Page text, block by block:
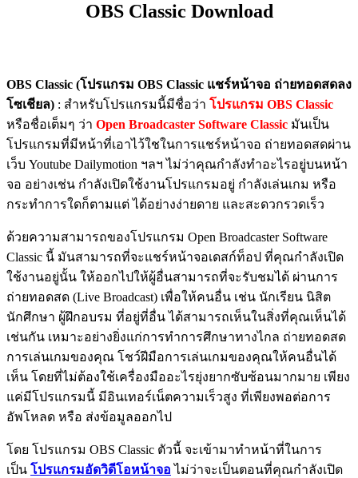
OBS Classic Download
OBS Classic (โปรแกรม OBS Classic แชร์หน้าจอ ถ่ายทอดสดลง
โซเชียล) : สำหรับโปรแกรมนี้มีชื่อว่า โปรแกรม OBS Classic
หรือชื่อเต็มๆ ว่า Open Broadcaster Software Classic มันเป็น
โปรแกรมที่มีหน้าที่เอาไว้ใชในการแชร์หน้าจอ ถ่ายทอดสดผ่าน
เว็บ Youtube Dailymotion ฯลฯ ไม่ว่าคุณกำลังทำอะไรอยู่บนหน้า
จอ อย่างเช่น กำลังเปิดใช้งานโปรแกรมอยู่ กำลังเล่นเกม หรือ
กระทำการใดก็ตามแต่ ได้อย่างง่ายดาย และสะดวกรวดเร็ว
ด้วยความสามารถของโปรแกรม Open Broadcaster Software
Classic นี้ มันสามารถที่จะแชร์หน้าจอเดสก์ท็อป ที่คุณกำลังเปิด
ใช้งานอยู่นั้น ให้ออกไปให้ผู้อื่นสามารถที่จะรับชมได้ ผ่านการ
ถ่ายทอดสด (Live Broadcast) เพื่อให้คนอื่น เช่น นักเรียน นิสิต
นักศึกษา ผู้ฝึกอบรม ที่อยู่ที่อื่น ได้สามารถเห็นในสิ่งที่คุณเห็นได้
เช่นกัน เหมาะอย่างยิ่งแก่การทำการศึกษาทางไกล ถ่ายทอดสด
การเล่นเกมของคุณ โชว์ฝีมือการเล่นเกมของคุณให้คนอื่นได้
เห็น โดยที่ไม่ต้องใช้เครื่องมืออะไรยุ่งยากซับซ้อนมากมาย เพียง
แค่มีโปรแกรมนี้ มีอินเทอร์เน็ตความเร็วสูง ที่เพียงพอต่อการ
อัพโหลด หรือ ส่งข้อมูลออกไป
โดย โปรแกรม OBS Classic ตัวนี้ จะเข้ามาทำหน้าที่ในการ
เป็น โปรแกรมอัดวิดีโอหน้าจอ ไม่ว่าจะเป็นตอนที่คุณกำลังเปิด